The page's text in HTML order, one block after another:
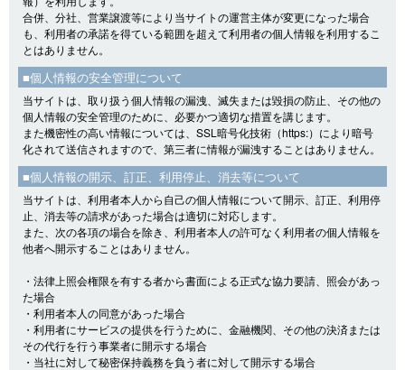
合併、分社、営業譲渡等により当サイトの運営主体が変更になった場合
も、利用者の承諾を得ている範囲を超えて利用者の個人情報を利用するこ
とはありません。
■個人情報の安全管理について
当サイトは、取り扱う個人情報の漏洩、滅失または毀損の防止、その他の
個人情報の安全管理のために、必要かつ適切な措置を講じます。
また機密性の高い情報については、SSL暗号化技術（https:）により暗号
化されて送信されますので、第三者に情報が漏洩することはありません。
■個人情報の開示、訂正、利用停止、消去等について
当サイトは、利用者本人から自己の個人情報について開示、訂正、利用停
止、消去等の請求があった場合は適切に対応します。
また、次の各項の場合を除き、利用者本人の許可なく利用者の個人情報を
他者へ開示することはありません。
・法律上照会権限を有する者から書面による正式な協力要請、照会があっ
た場合
・利用者本人の同意があった場合
・利用者にサービスの提供を行うために、金融機関、その他の決済または
その代行を行う事業者に開示する場合
・当社に対して秘密保持義務を負う者に対して開示する場合